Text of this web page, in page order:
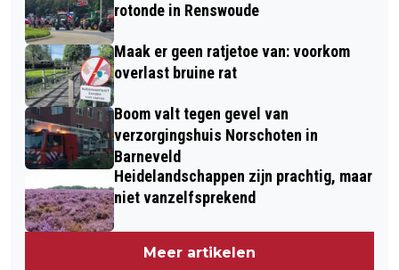
rotonde in Renswoude
Maak er geen ratjetoe van: voorkom
overlast bruine rat
Boom valt tegen gevel van
verzorgingshuis Norschoten in
Barneveld
Heidelandschappen zijn prachtig, maar
niet vanzelfsprekend
Meer artikelen